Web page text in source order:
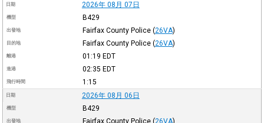
日期 2026年 08月 07日
機型 B429
出發地 Fairfax County Police (26VA)
目的地 Fairfax County Police (26VA)
離港 01:19 EDT
進港 02:35 EDT
飛行時間 1:15
日期 2026年 08月 06日
機型 B429
出發地